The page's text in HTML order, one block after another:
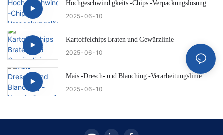
Hochgeschwindigkeits -Chips -Verpackungslösung
2025 06 10
Kartoffelchips Braten und Gewürzlinie
2025 06 10
Mais -Dresch- und Blanching -Verarbeitungslinie
2025 06 10